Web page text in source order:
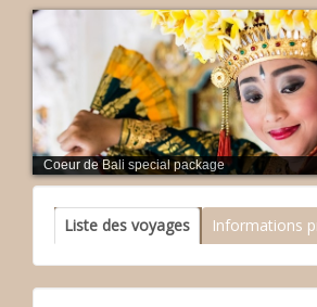
Coeur de Bali special package
Liste des voyages Informations